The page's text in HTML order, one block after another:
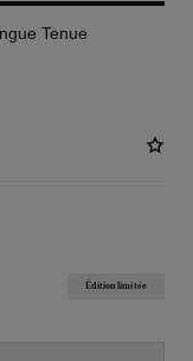
Tenue
Édition limitée